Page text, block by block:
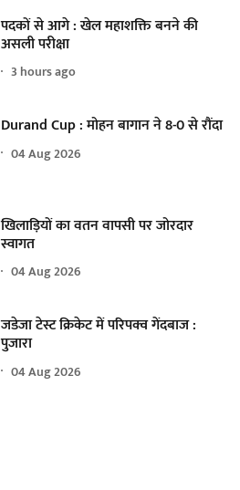
पदकों से आगे : खेल महाशक्ति बनने की
असली परीक्षा
3 hours ago
Durand Cup : मोहन बागान ने 8-0 से रौंदा
04 Aug 2026
खिलाड़ियों का वतन वापसी पर जोरदार
स्वागत
04 Aug 2026
जडेजा टेस्ट क्रिकेट में परिपक्व गेंदबाज :
पुजारा
04 Aug 2026